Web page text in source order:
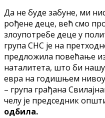
Да не буде забуне, ми
рођене деце, већ смо
злоупотребе деце у
група СНС је на
предложила повећање
наталитета, што би
евра на годишњем
– група грађана
челу је председник
одбила.